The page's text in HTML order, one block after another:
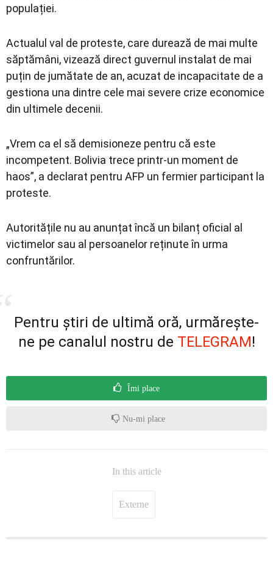
populației.
Actualul val de proteste, care durează de mai multe
săptămâni, vizează direct guvernul instalat de mai
puțin de jumătate de an, acuzat de incapacitate de a
gestiona una dintre cele mai severe crize economice
din ultimele decenii.
„Vrem ca el să demisioneze pentru că este
incompetent. Bolivia trece printr-un moment de
haos”, a declarat pentru AFP un fermier participant la
proteste.
Autoritățile nu au anunțat încă un bilanț oficial al
victimelor sau al persoanelor reținute în urma
confruntărilor.
Pentru știri de ultimă oră, urmărește-
ne pe canalul nostru de TELEGRAM!
Îmi place
Nu-mi place
In this article
Externe